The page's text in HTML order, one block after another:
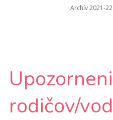
Archív 2021-22
rodičov/